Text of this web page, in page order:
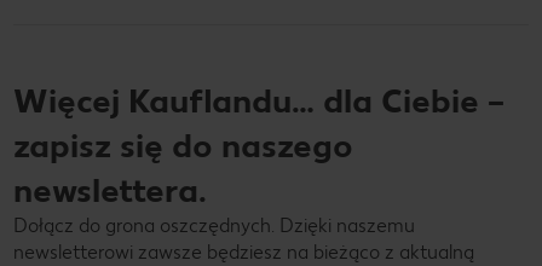
Więcej Kauflandu… dla Ciebie –
zapisz się do naszego
newslettera.
Dołącz do grona oszczędnych. Dzięki naszemu
newsletterowi zawsze będziesz na bieżąco z aktualną